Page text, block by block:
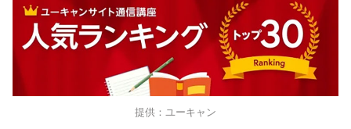
提供：ユーキャン